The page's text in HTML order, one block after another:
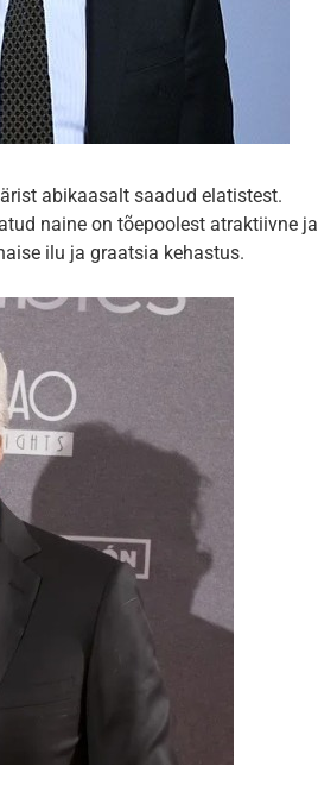
abikaasalt saadud elatistest.
naine on tõepoolest atraktiivne ja
ilu ja graatsia kehastus.